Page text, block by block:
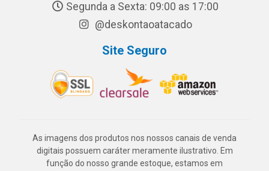
Segunda a Sexta: 09:00 as 17:00
@deskontaoatacado
Site Seguro
As imagens dos produtos nos nossos canais de venda
digitais possuem caráter meramente ilustrativo. Em
função do nosso grande estoque, estamos em